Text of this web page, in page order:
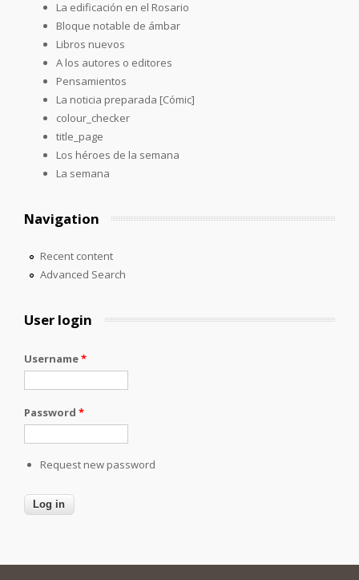
La edificación en el Rosario
Bloque notable de ámbar
Libros nuevos
A los autores o editores
Pensamientos
La noticia preparada [Cómic]
colour_checker
title_page
Los héroes de la semana
La semana
Navigation
Recent content
Advanced Search
User login
Username*
Password *
Request new password